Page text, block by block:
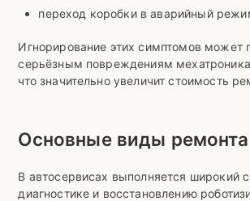
переход коробки в аварийный
Игнорирование этих симптомов может
серьёзным повреждениям
что значительно увеличит стоимость
Основные виды ремонта
В автосервисах выполняется широкий
диагностике и восстановлению